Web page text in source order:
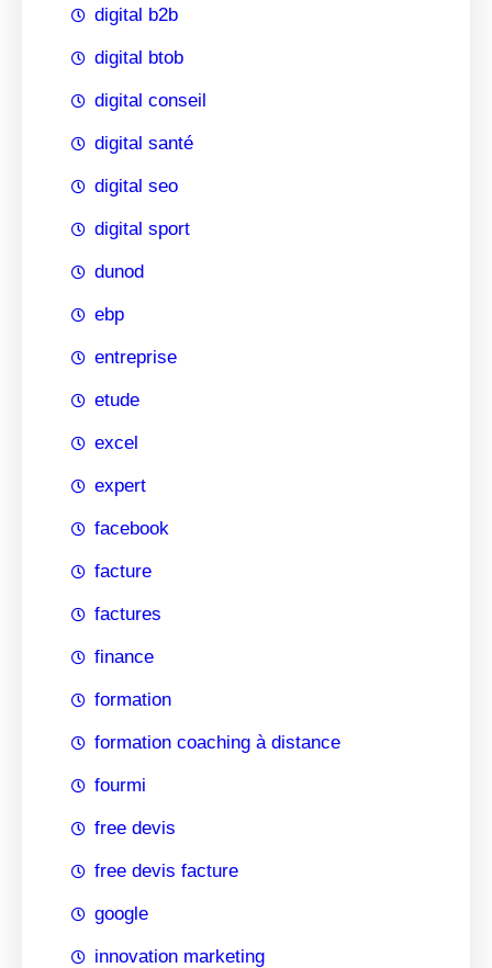
digital b2b
digital btob
digital conseil
digital santé
digital seo
digital sport
dunod
ebp
entreprise
etude
excel
expert
facebook
facture
factures
finance
formation
formation coaching à distance
fourmi
free devis
free devis facture
google
innovation marketing